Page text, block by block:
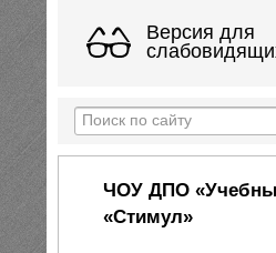
Версия для
ЧОУ ДПО
«Стимул»